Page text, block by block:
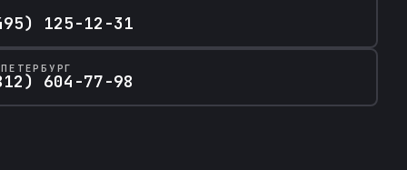
125-12-31
604-77-98